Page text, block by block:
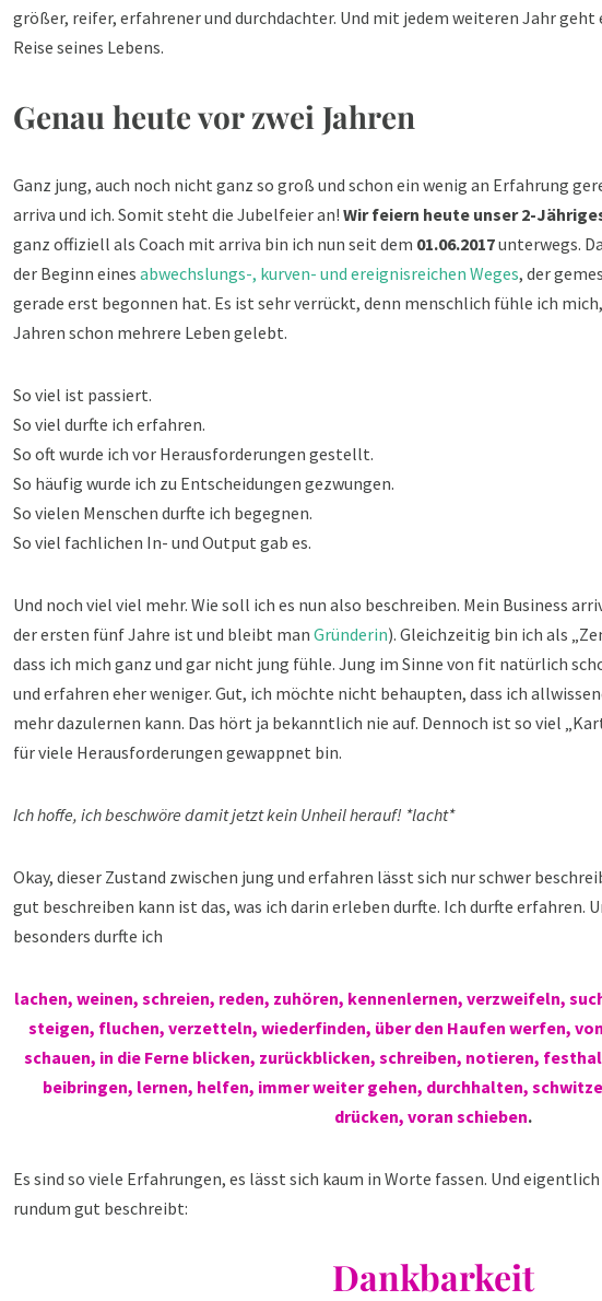
größer, reifer, erfahrener und durchdachter. Und mit jedem weiteren Jahr
Reise seines Lebens.
Genau heute vor zwei Jahren
Ganz jung, auch noch nicht ganz so groß und schon ein wenig an Erfahrung
arriva und ich. Somit steht die Jubelfeier an! Wir feiern heute unser 2-
ganz offiziell als Coach mit arriva bin ich nun seit dem 01.06.2017unterwegs.
der Beginn eines abwechslungs-, kurven- und ereignisreichen Weges, der
gerade erst begonnen hat. Es ist sehr verrückt, denn menschlich fühle ich
Jahren schon mehrere Leben gelebt.
So viel ist passiert.
So viel durfte ich erfahren.
So oft wurde ich vor Herausforderungen gestellt.
So häufig wurde ich zu Entscheidungen gezwungen.
So vielen Menschen durfte ich begegnen.
So viel fachlichen In- und Output gab es.
Und noch viel viel mehr. Wie soll ich es nun also beschreiben. Mein Business
der ersten fünf Jahre ist und bleibt man Gründerin). Gleichzeitig bin ich als
dass ich mich ganz und gar nicht jung fühle. Jung im Sinne von fit natürlich
und erfahren eher weniger. Gut, ich möchte nicht behaupten, dass ich
mehr dazulernen kann. Das hört ja bekanntlich nie auf. Dennoch ist so viel
für viele Herausforderungen gewappnet bin.
Ich hoffe, ich beschwöre damit jetzt kein Unheil herauf! *lacht*
Okay, dieser Zustand zwischen jung und erfahren lässt sich nur schwer
gut beschreiben kann ist das, was ich darin erleben durfte. Ich durfte erfahren.
besonders durfte ich
lachen, weinen, schreien, reden, zuhören, kennenlernen, verzweifeln,
steigen, fluchen, verzetteln, wiederfinden, über den Haufen werfen,
schauen, in die Ferne blicken, zurückblicken, schreiben, notieren,
beibringen, lernen, helfen, immer weiter gehen, durchhalten,
drücken, voran schieben.
Es sind so viele Erfahrungen, es lässt sich kaum in Worte fassen. Und
rundum gut beschreibt:
Dankbarkeit